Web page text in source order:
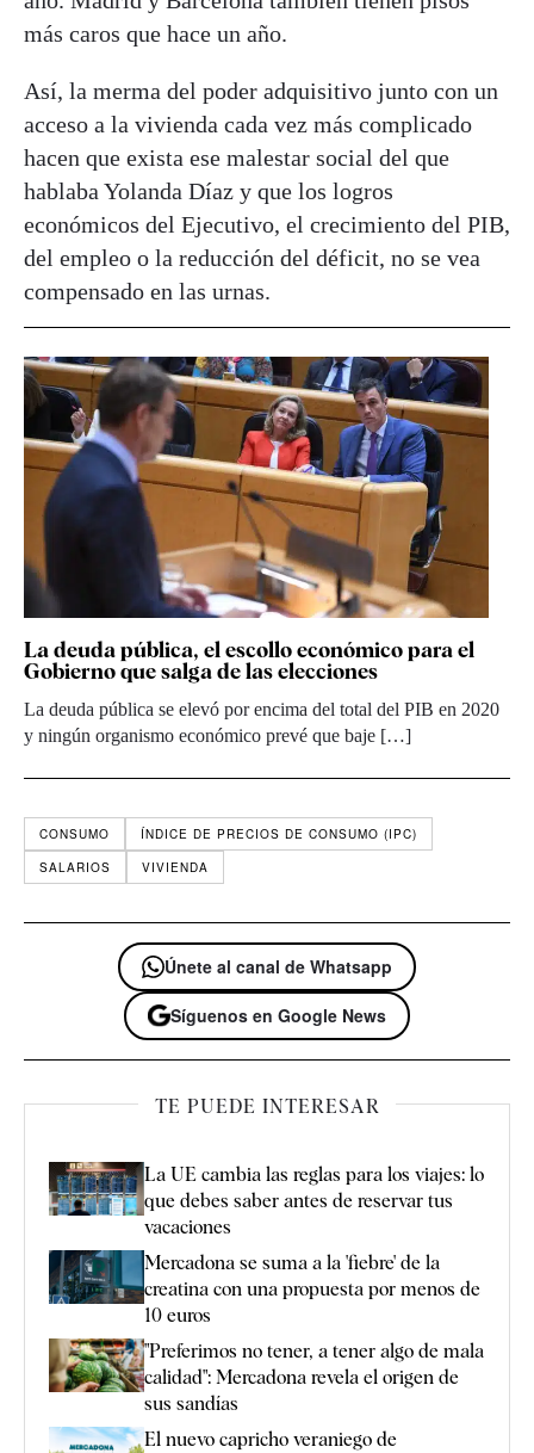
más caros que hace un año.
Así, la merma del poder adquisitivo junto con un
acceso a la vivienda cada vez más complicado
hacen que exista ese malestar social del que
hablaba Yolanda Díaz y que los logros
económicos del Ejecutivo, el crecimiento del PIB,
del empleo o la reducción del déficit, no se vea
compensado en las urnas.
La deuda pública, el escollo económico para el
Gobierno que salga de las elecciones
La deuda pública se elevó por encima del total del PIB en 2020
y ningún organismo económico prevé que baje […]
CONSUMO
ÍNDICE DE PRECIOS DE CONSUMO (IPC)
SALARIOS
VIVIENDA
Únete al canal de Whatsapp
Síguenos en Google News
TE PUEDE INTERESAR
La UE cambia las reglas para los viajes: lo
que debes saber antes de reservar tus
vacaciones
Mercadona se suma a la 'fiebre' de la
creatina con una propuesta por menos de
10 euros
"Preferimos no tener, a tener algo de mala
calidad": Mercadona revela el origen de
sus sandías
El nuevo capricho veraniego de